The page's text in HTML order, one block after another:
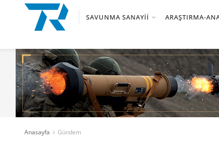
SAVUNMA SANAYII ARAŞTIRMA-
Anasayfa Gündem